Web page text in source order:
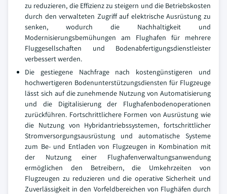
zu reduzieren, die Effizienz zu steigern und die Betriebskosten
durch den verwalteten Zugriff auf elektrische Ausrüstung zu
senken, wodurch die Nachhaltigkeit und
Modernisierungsbemühungen am Flughafen für mehrere
Fluggesellschaften und Bodenabfertigungsdienstleister
verbessert werden.
Die gestiegene Nachfrage nach kostengünstigeren und
hochwertigeren Bodenunterstützungsdiensten für Flugzeuge
lässt sich auf die zunehmende Nutzung von Automatisierung
und die Digitalisierung der Flughafenbodenoperationen
zurückführen. Fortschrittlichere Formen von Ausrüstung wie
die Nutzung von Hybridantriebssystemen, fortschrittlicher
Stromversorgungsausrüstung und automatische Systeme
zum Be- und Entladen von Flugzeugen in Kombination mit
der Nutzung einer Flughafenverwaltungsanwendung
ermöglichen den Betreibern, die Umkehrzeiten von
Flugzeugen zu reduzieren und die operative Sicherheit und
Zuverlässigkeit in den Vorfeldbereichen von Flughäfen durch